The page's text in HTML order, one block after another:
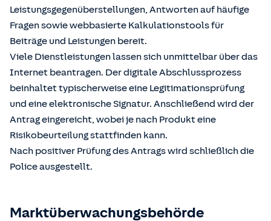
Leistungsgegenüberstellungen, Antworten auf häufige
Fragen sowie webbasierte Kalkulationstools für
Beiträge und Leistungen bereit.
Viele Dienstleistungen lassen sich unmittelbar über das
Internet beantragen. Der digitale Abschlussprozess
beinhaltet typischerweise eine Legitimationsprüfung
und eine elektronische Signatur. Anschließend wird der
Antrag eingereicht, wobei je nach Produkt eine
Risikobeurteilung stattfinden kann.
Nach positiver Prüfung des Antrags wird schließlich die
Police ausgestellt.
Marktüberwachungsbehörde